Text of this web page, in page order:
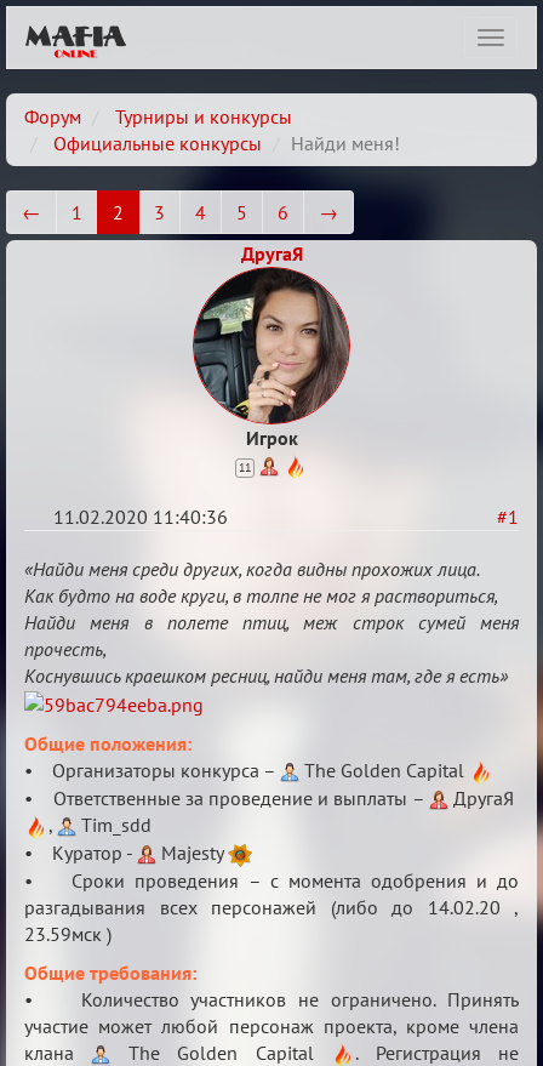
Форум
Турниры и конкурсы
Официальные конкурсы
Найди меня!
← 1 2 3 4 5 6
→
ДругаЯ
Игрок
11
#1
11.02.2020 11:40:36
Найди
меня!
«Найди меня среди других, когда видны прохожих лица.
Как будто на воде круги, в толпе не мог я раствориться,
Найди меня в полете птиц, меж строк сумей меня
прочесть,
Коснувшись краешком ресниц, найди меня там, где я есть»
Общие положения:
• Организаторы конкурса –
The Golden Capital
• Ответственные за проведение и выплаты –
ДругаЯ
,
Tim_sdd
• Куратор -
Majesty
• Сроки проведения – с момента одобрения и до
разгадывания всех персонажей (либо до 14.02.20 ,
23.59мск )
Общие требования:
• Количество участников не ограничено. Принять
участие может любой персонаж проекта, кроме члена
клана
The Golden Capital
. Регистрация не